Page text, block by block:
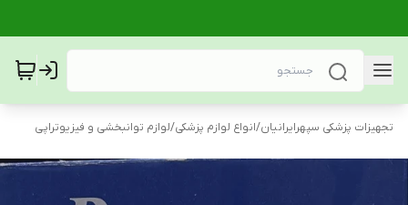
تجهیزات پزشکی سپهرایرانیان/انواع لوازم پزشکی/لوازم توانبخشی و فیزیوتراپی